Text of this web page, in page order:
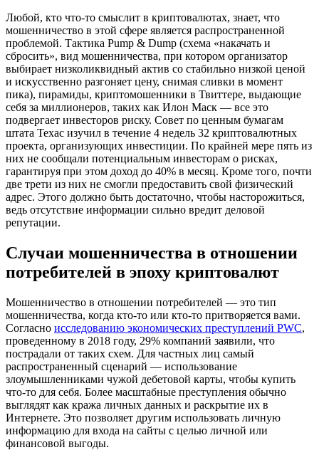
Любой, кто что-то смыслит в криптовалютах, знает, что
мошенничество в этой сфере является распространенной
проблемой. Тактика Pump & Dump (схема «накачать и
сбросить», вид мошенничества, при котором организатор
выбирает низколиквидный актив со стабильно низкой ценой
и искусственно разгоняет цену, снимая сливки в момент
пика), пирамиды, криптомошенники в Твиттере, выдающие
себя за миллионеров, таких как Илон Маск — все это
подвергает инвесторов риску. Совет по ценным бумагам
штата Техас изучил в течение 4 недель 32 криптовалютных
проекта, организующих инвестиции. По крайней мере пять из
них не сообщали потенциальным инвесторам о рисках,
гарантируя при этом доход до 40% в месяц. Кроме того, почти
две трети из них не смогли предоставить свой физический
адрес. Этого должно быть достаточно, чтобы насторожиться,
ведь отсутствие информации сильно вредит деловой
репутации.
Случаи мошенничества в отношении
потребителей в эпоху криптовалют
Мошенничество в отношении потребителей — это тип
мошенничества, когда кто-то или кто-то притворяется вами.
Согласно исследованию экономических преступлений PWC,
проведенному в 2018 году, 29% компаний заявили, что
пострадали от таких схем. Для частных лиц самый
распространенный сценарий — использование
злоумышленниками чужой дебетовой карты, чтобы купить
что-то для себя. Более масштабные преступления обычно
выглядят как кража личных данных и раскрытие их в
Интернете. Это позволяет другим использовать личную
информацию для входа на сайты с целью личной или
финансовой выгоды.